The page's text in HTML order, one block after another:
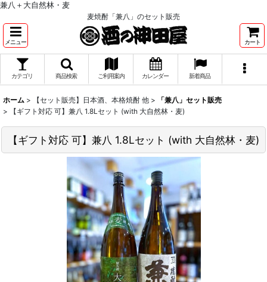
兼八＋大自然林・麦
麦焼酎「兼八」のセット販売
メニュー カート
カテゴリ 商品検索 ご利用案内 カレンダー 新着商品
ホーム > 【セット販売】日本酒、本格焼酎 他 >
「兼八」セット販売
>
【ギフト対応 可】兼八 1.8Lセット (with 大自然林・麦)
【ギフト対応 可】兼八 1.8Lセット (with 大自然林・麦)